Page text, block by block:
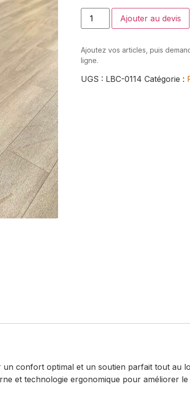
Ajouter au devis
Ajoutez vos articles, puis
ligne.
UGS : LBC-0114 Catégorie :
confort optimal et un soutien parfait tout au
et technologie ergonomique pour améliorer